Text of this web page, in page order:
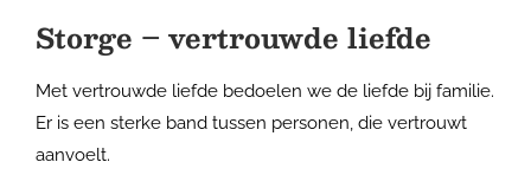
Storge – vertrouwde liefde
Met vertrouwde liefde bedoelen we de liefde bij familie.
Er is een sterke band tussen personen, die vertrouwt
aanvoelt.